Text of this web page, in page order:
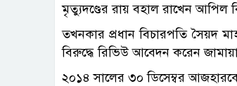
মৃত্যুদণ্ডের রায় বহাল রাখেন আপিল
তখনকার প্রধান বিচারপতি সৈয়দ
বিরুদ্ধে রিভিউ আবেদন করেন
২০১৪ সালের ৩০ ডিসেম্বর আজহারকে